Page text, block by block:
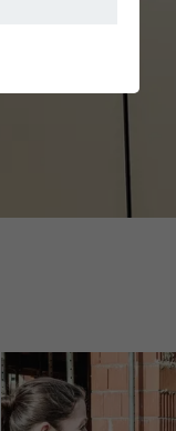
les
cela les